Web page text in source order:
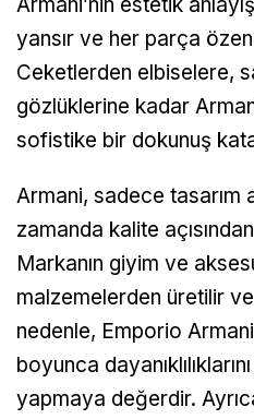
yansır ve her parça
Ceketlerden elbiselere,
gözlüklerine kadar
sofistike bir dokunuş
Armani, sadece tasarım
zamanda kalite
Markanın giyim ve
malzemelerden üretilir
nedenle, Emporio
boyunca
yapmaya değerdir.